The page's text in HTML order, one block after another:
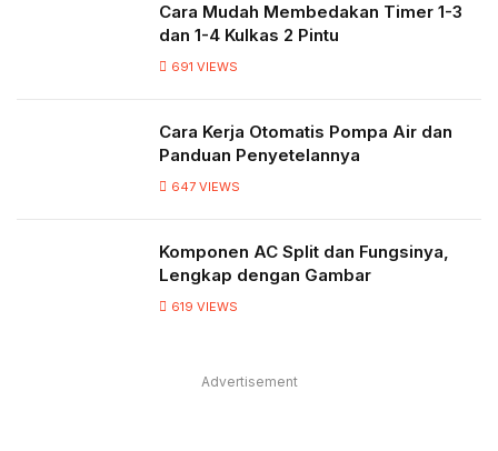
Cara Mudah Membedakan Timer 1-3
dan 1-4 Kulkas 2 Pintu
691 VIEWS
Cara Kerja Otomatis Pompa Air dan
Panduan Penyetelannya
647 VIEWS
Komponen AC Split dan Fungsinya,
Lengkap dengan Gambar
619 VIEWS
Advertisement